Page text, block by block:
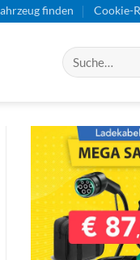
finden Cookie-